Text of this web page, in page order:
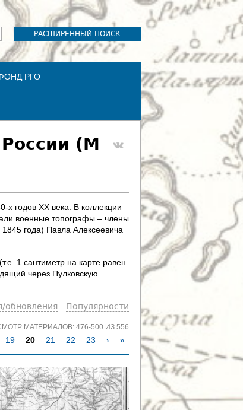
РАСШИРЕННЫЙ ПОИСК
РГО
России (М
х годов XX века. В коллекции
военные топографы – члены
года) Павла Алексеевича
1 сантиметр на карте равен
через Пулковскую
обновления Популярности
МАТЕРИАЛОВ: 476-500 ИЗ 556
19 20 21 22 23 › »